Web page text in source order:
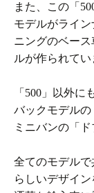
また、この「
モデルがライ
ニングのベー
ルが作られてい
「500」以外
バックモデルの
ミニバンの「ド
全てのモデル
らしいデザイ